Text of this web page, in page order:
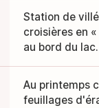
Station de
croisières en
au bord du lac.
Au printemps
feuillages